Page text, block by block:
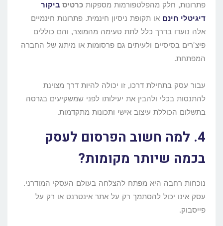
פתרונות, חלק מהפלטפורמות מספקות כרטיס ביקור
דיגיטלי חינם או תקופת ניסיון חינמית. פתרונות חינמיים
אלה נועדו בדרך כלל לתת טעימה מהמוצר, והם כוללים
פיצ'רים בסיסיים ולעיתים גם פרסומות או מיתוג של החברה
המפתחת.
עבור עסק בתחילת דרכו, זו יכולה להיות דרך מצוינת
להתנסות בכלי ולהבין את יעילותו לפני שמשקיעים בגרסה
בתשלום הכוללת עיצוב אישי ותכונות מתקדמות.
4. למה חשוב הפרסום לעסק
בכמה שיותר מקומות?
נוכחות רחבה היא מפתח להצלחה בעולם העסקי המודרני.
עסק אינו יכול להסתמך רק על אתר אינטרנט או רק על
פייסבוק.